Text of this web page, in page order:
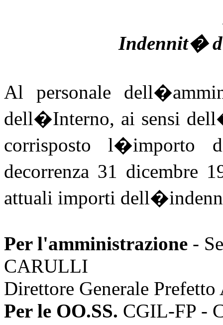
Indennit�
Al personale
dell�Interno, ai sensi
corrisposto l�importo
decorrenza 31 dicembre
attuali importi
Per l'amministrazione -
CARULLI
Direttore Generale
Per le OO.SS. CGIL-FP -